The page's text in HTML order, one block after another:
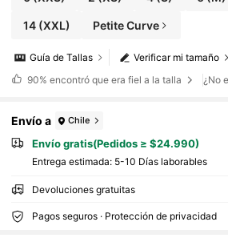
14(XXL) Petite Curve
Verificar mi tamaño
Guía de Tallas
90% encontró que era fiel a la talla ¿No
Envío a Chile
Envío gratis(Pedidos ≥ $24.990)
Entrega estimada: 5-10 Días laborables
Devoluciones gratuitas
Pagos seguros · Protección de privacidad